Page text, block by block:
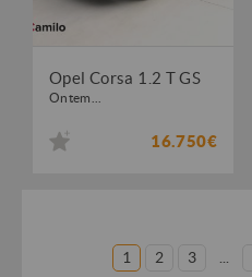
Opel Corsa 1.2 T GS
Ontem...
16.750€
1 2 3